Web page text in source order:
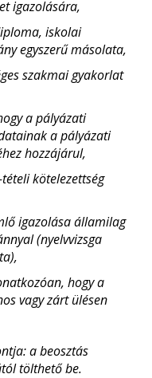
igazolására,
iskolai
egyszerű másolata,
szakmai gyakorlat
a pályázati
a pályázati
hozzájárul,
kötelezettség
igazolása államilag
(nyelvvizsga
hogy a
vagy zárt ülésen
a beosztás
tölthető be.